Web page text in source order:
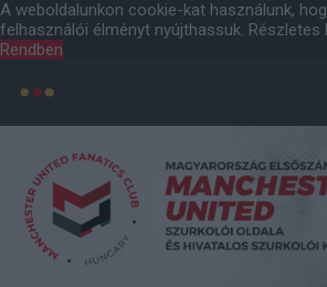
A weboldalunkon cookie-kat használunk,
felhasználói élményt nyújthassuk. Részletes
Rendben